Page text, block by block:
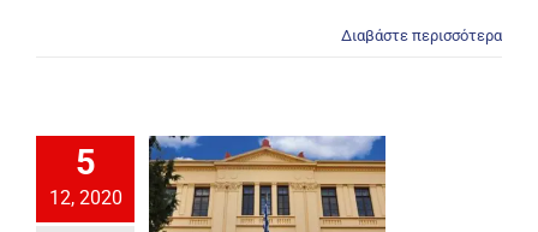
Διαβάστε περισσότερα
5
12, 2020